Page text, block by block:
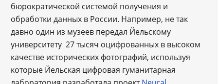
бюрократической системой получения и
обработки данных в России. Например, не так
давно один из музеев передал Йельскому
университету 27 тысяч оцифрованных в высоком
качестве исторических фотографий, используя
которые Йельская цифровая гуманитарная